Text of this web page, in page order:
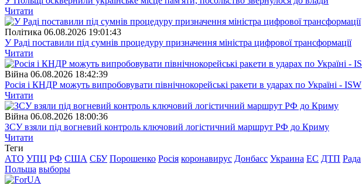
Читати
Полiтика 06.08.2026 19:01:43
У Раді поставили під сумнів процедуру призначення міністра цифрової трансформації
Читати
Війна 06.08.2026 18:42:39
Росія і КНДР можуть випробовувати північнокорейські ракети в ударах по Україні - ISW
Читати
Війна 06.08.2026 18:00:36
ЗСУ взяли під вогневий контроль ключовий логістичний маршрут РФ до Криму
Читати
Теги
АТО УПЦ РФ США СБУ Порошенко Росія коронавирус Донбасс Украина ЕС ДТП Рада
Польша выборы